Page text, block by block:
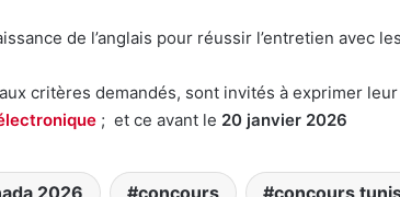
de l’anglais pour réussir l’entretien avec
critères demandés, sont invités à exprimer
; et ce avant le 20 janvier 2026